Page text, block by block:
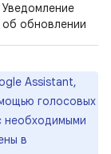
Уведомление
об обновлении
Assistant,
голосовых
необходимыми
в